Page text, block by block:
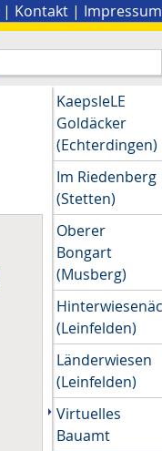
| Kontakt | Impressum
KaepsleLE
Goldäcker
(Echterdingen)
Im Riedenberg
(Stetten)
Oberer
Bongart
(Musberg)
(Leinfelden)
Länderwiesen
(Leinfelden)
Virtuelles
Bauamt